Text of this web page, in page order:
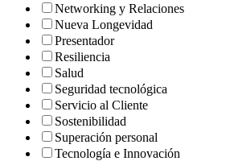
Networking y Relaciones
Nueva Longevidad
Presentador
Resiliencia
Salud
Seguridad tecnológica
Servicio al Cliente
Sostenibilidad
Superación personal
Tecnología e Innovación